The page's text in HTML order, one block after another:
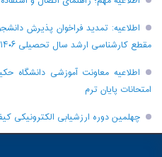
اطلاعیه: تمدید فراخوان پذیرش
مقطع کارشناسی ارشد سال تحصیلی ۱۴۰۶-۱۴۰۵
اطلاعیه معاونت آموزشی دانشگاه
امتحانات پایان ترم
چهلمین دوره ارزشیابی الکترونیکی